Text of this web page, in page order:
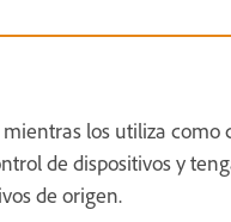
los utiliza
de dispositivos y
de origen.